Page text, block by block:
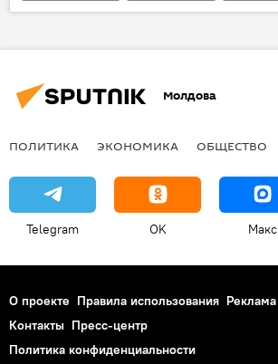
автомобильные перевозки
Молдова
ПОЛИТИКА ЭКОНОМИКА ОБЩЕСТВО
Telegram OK Макс
О проекте Правила использования Реклама
Контакты Пресс-центр
Политика конфиденциальности